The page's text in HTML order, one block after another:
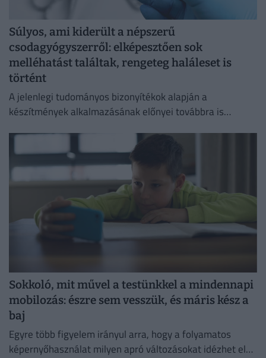
Súlyos, ami kiderült a népszerű
csodagyógyszerről: elképesztően sok
melléhatást találtak, rengeteg haláleset is
történt
A jelenlegi tudományos bizonyítékok alapján a
készítmények alkalmazásának előnyei továbbra is
Sokkoló, mit művel a testünkkel a mindennapi
mobilozás: észre sem vesszük, és máris kész a
baj
Egyre több figyelem irányul arra, hogy a folyamatos
képernyőhasználat milyen apró változásokat idézhet elő